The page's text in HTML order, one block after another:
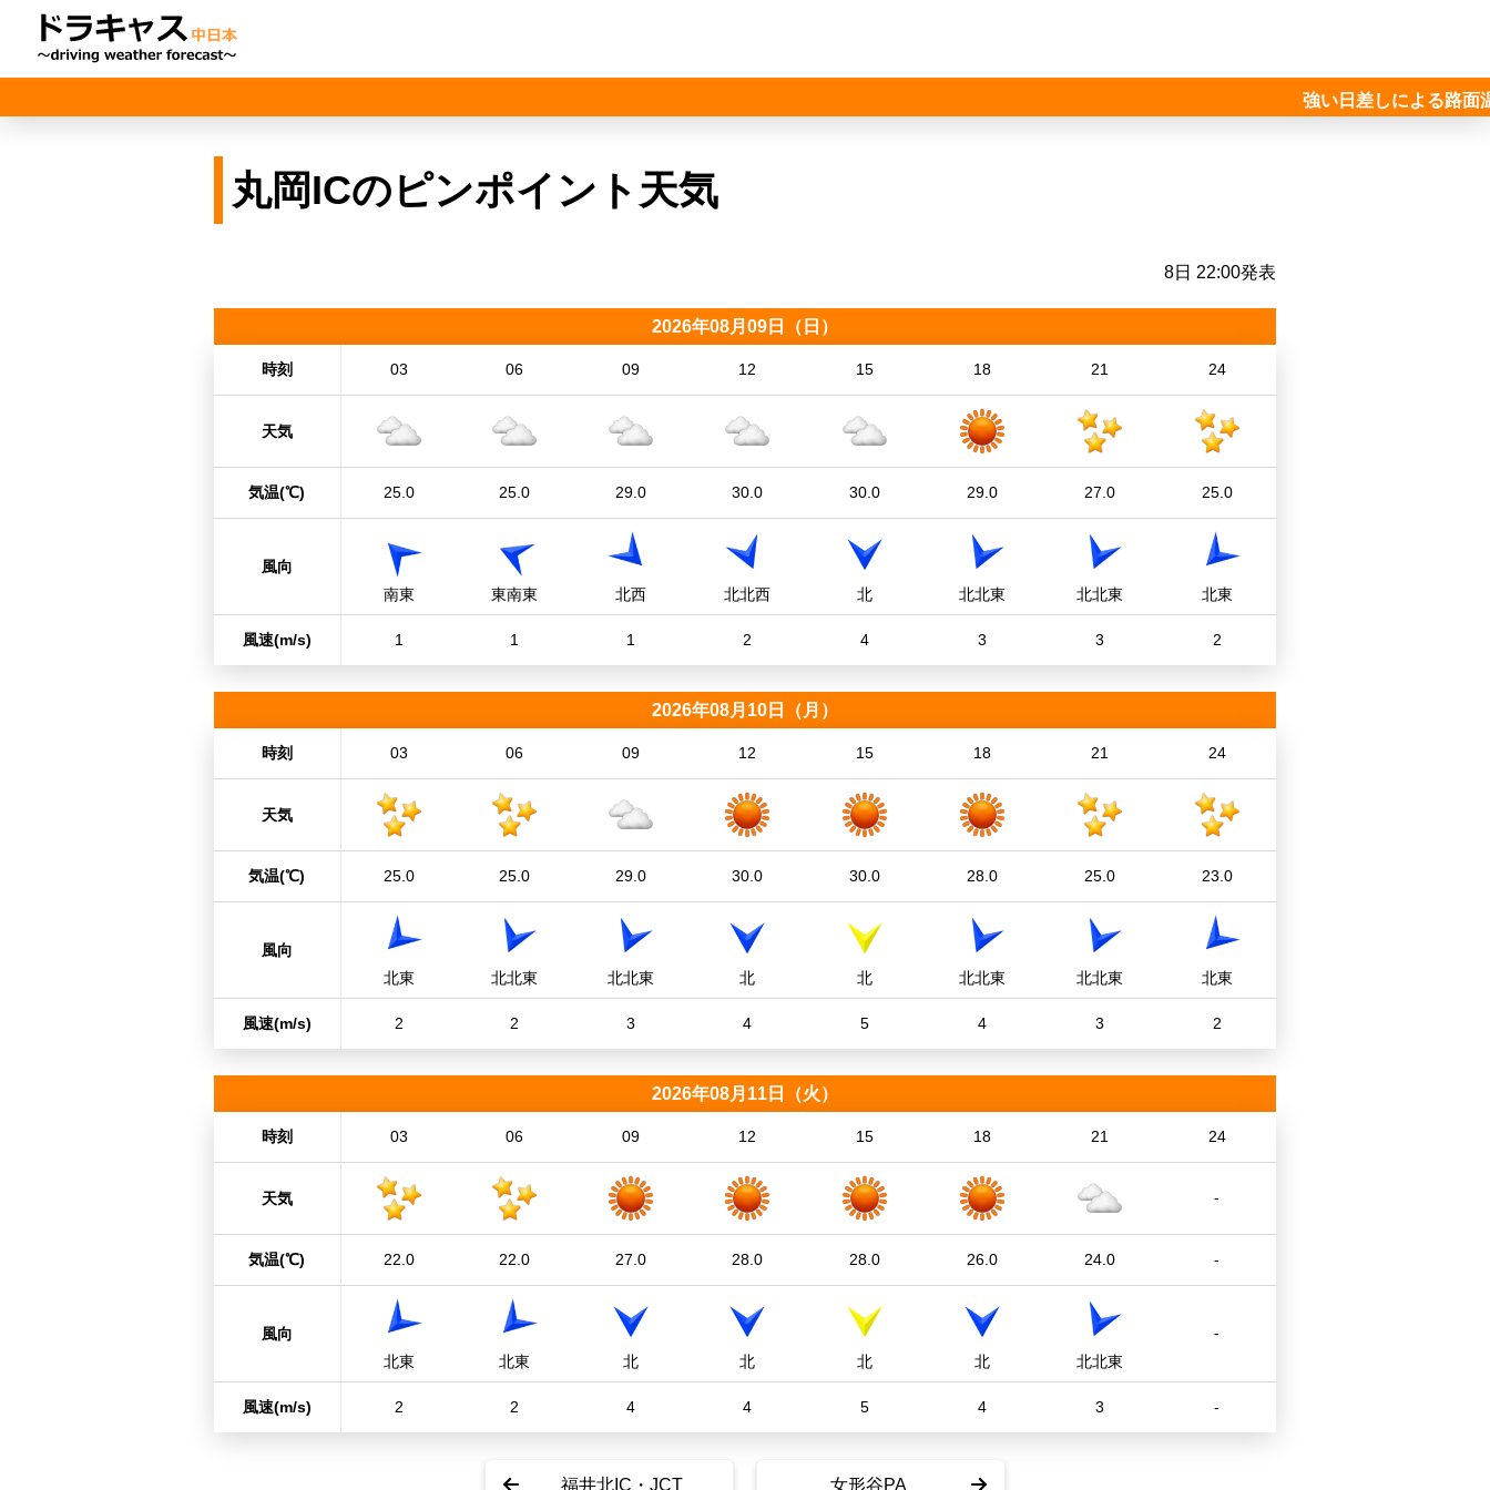
強い日差しによる路面温
丸岡ICのピンポイント天気
8日 22:00発表
2026年08月09日（日）
時刻 03 06 09 12 15 18 21 24
天気
気温(℃) 25.0 25.0 29.0 30.0 30.0 29.0 27.0 25.0
風向
南東
東南東 北西 北北西 北 北北東 北北東 北東
風速(m/s) 1 1 1 2 4 3 3 2
2026年08月10日（月）
時刻 03 06 09 12 15 18 21 24
天気
気温(℃) 25.0 25.0 29.0 30.0 30.0 28.0 25.0 23.0
風向
北東
北北東 北北東 北 北 北北東 北北東 北東
風速(m/s) 2 2 3 4 5 4 3 2
2026年08月11日（火）
時刻 03 06 09 12 15 18 21 24
天気 -
気温(℃) 22.0 22.0 27.0 28.0 28.0 26.0 24.0 -
風向
北東
北東 北 北 北 北 北北東
-
風速(m/s) 2 2 4 4 5 4 3 -
福井北IC・JCT 女形谷PA